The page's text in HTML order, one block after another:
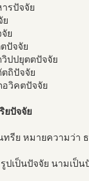
รปัจจัย
ย
ย
ปัจจัย
ปปยุตตปัจจัย
ถิปัจจัย
วิคตปัจจัย
ยปัจจัย
ทรีย หมายความว่า
ปเป็นปัจจัย นามเป็